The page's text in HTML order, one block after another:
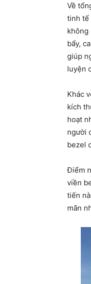
Về
tinh tế
không
bẩy,
giúp
luyện
Khác
kích
hoạt
người
bezel
Điểm
viền
tiến
mãn